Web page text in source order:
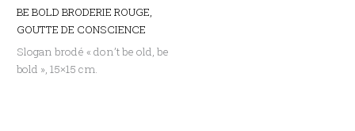
BE BOLD BRODERIE ROUGE,
GOUTTE DE CONSCIENCE
Slogan brodé « don’t be old, be
bold », 15×15 cm.